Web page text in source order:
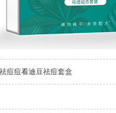
祛痘痘看迪豆祛痘套盒